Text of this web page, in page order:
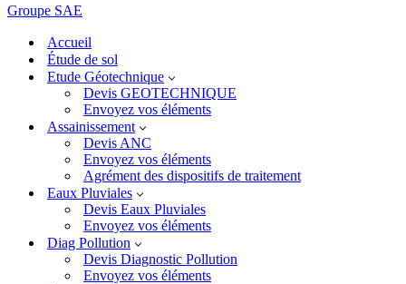
Groupe SAE
Accueil
Étude de sol
Etude Géotechnique
Devis GEOTECHNIQUE
Envoyez vos éléments
Assainissement
Devis ANC
Envoyez vos éléments
Agrément des dispositifs de traitement
Eaux Pluviales
Devis Eaux Pluviales
Envoyez vos éléments
Diag Pollution
Devis Diagnostic Pollution
Envoyez vos éléments